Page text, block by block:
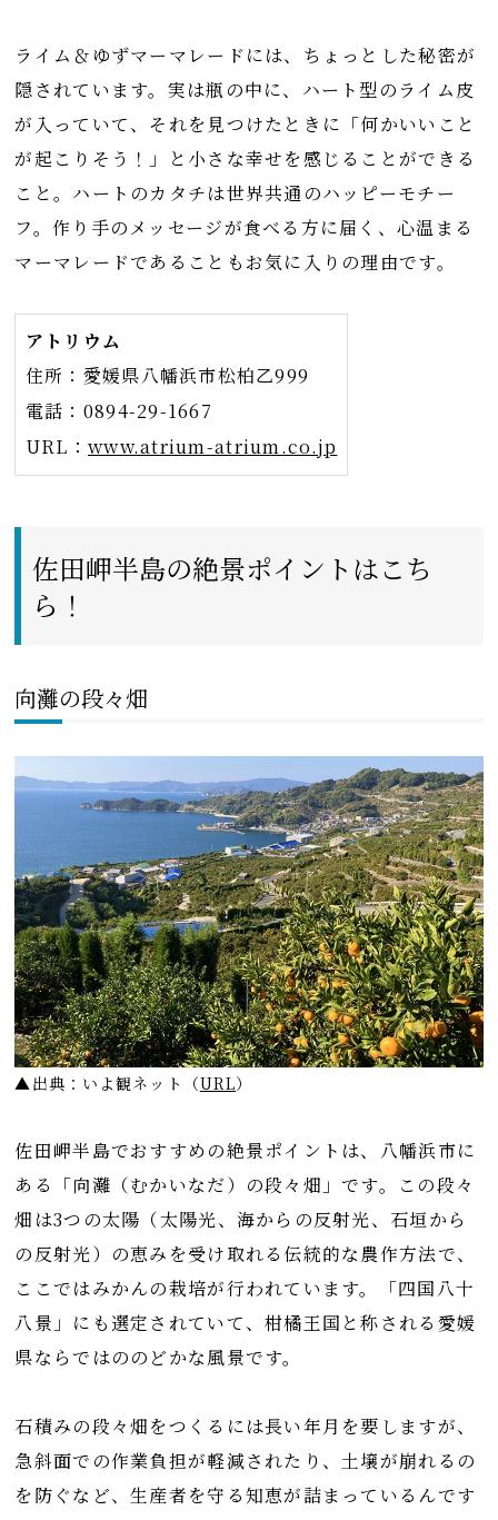
ライム＆ゆずマーマレードには、ちょっとした秘密が
隠されています。実は瓶の中に、ハート型のライム皮
が入っていて、それを見つけたときに「何かいいこと
が起こりそう！」と小さな幸せを感じることができる
こと。ハートのカタチは世界共通のハッピーモチー
フ。作り手のメッセージが食べる方に届く、心温まる
マーマレードであることもお気に入りの理由です。
アトリウム
住所：愛媛県八幡浜市松柏乙999
電話：0894-29-1667
URL： www.atrium-atrium.co.jp
佐田岬半島の絶景ポイントはこち
ら！
向灘の段々畑
▲出典：いよ観ネット（URL）
佐田岬半島でおすすめの絶景ポイントは、八幡浜市に
ある「向灘（むかいなだ）の段々畑」です。この段々
畑は3つの太陽（太陽光、海からの反射光、石垣から
の反射光）の恵みを受け取れる伝統的な農作方法で、
ここではみかんの栽培が行われています。「四国八十
八景」にも選定されていて、柑橘王国と称される愛媛
県ならではののどかな風景です。
石積みの段々畑をつくるには長い年月を要しますが、
急斜面での作業負担が軽減されたり、土壌が崩れるの
を防ぐなど、生産者を守る知恵が詰まっているんです